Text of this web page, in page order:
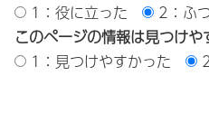
1：役に立った
2：ふ
このページの情報は見つけや
1：見つけやすかった